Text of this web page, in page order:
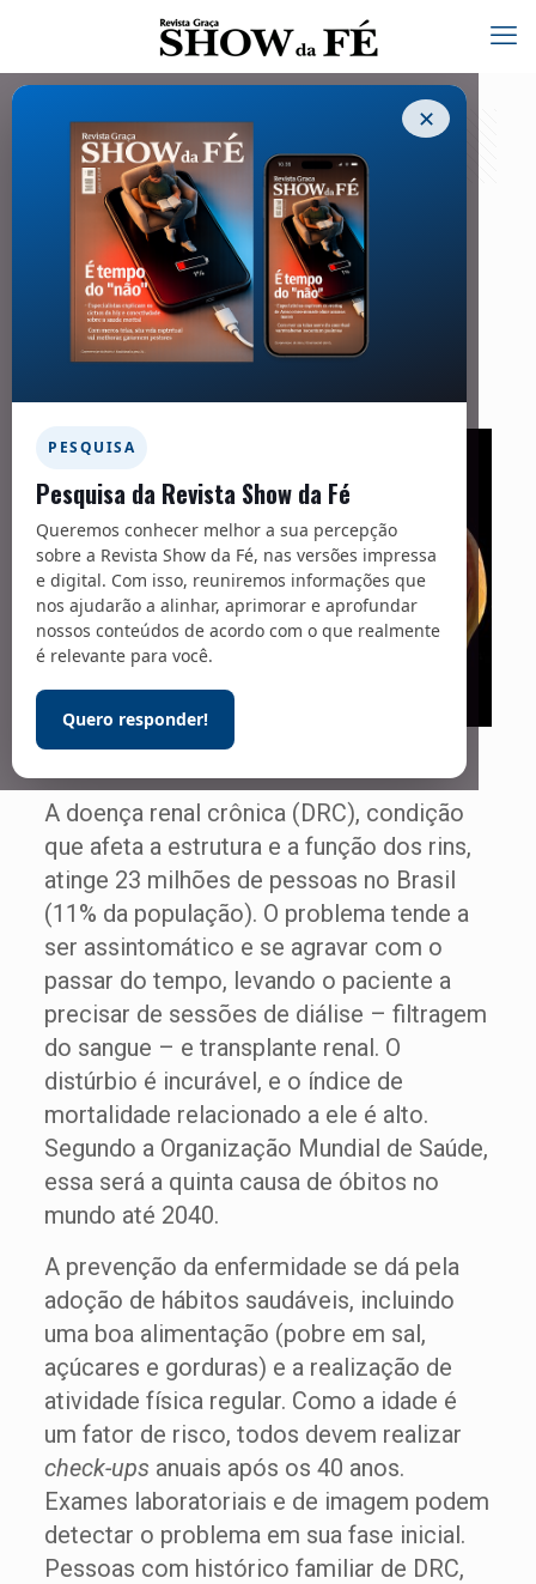
✕
PESQUISA
Pesquisa da Revista Show da Fé
Queremos conhecer melhor a sua percepção
sobre a Revista Show da Fé, nas versões impressa
e digital. Com isso, reuniremos informações que
nos ajudarão a alinhar, aprimorar e aprofundar
nossos conteúdos de acordo com o que realmente
é relevante para você.
Quero responder!
Medicina e Saúde – 296
25/03/2024
Problema silencioso
Foto: Crystal light / Adobe Stock
A doença renal crônica (DRC), condição
que afeta a estrutura e a função dos rins,
atinge 23 milhões de pessoas no Brasil
(11% da população). O problema tende a
ser assintomático e se agravar com o
passar do tempo, levando o paciente a
precisar de sessões de diálise – filtragem
do sangue – e transplante renal. O
distúrbio é incurável, e o índice de
mortalidade relacionado a ele é alto.
Segundo a Organização Mundial de Saúde,
essa será a quinta causa de óbitos no
mundo até 2040.
A prevenção da enfermidade se dá pela
adoção de hábitos saudáveis, incluindo
uma boa alimentação (pobre em sal,
açúcares e gorduras) e a realização de
atividade física regular. Como a idade é
um fator de risco, todos devem realizar
check-ups anuais após os 40 anos.
Exames laboratoriais e de imagem podem
detectar o problema em sua fase inicial.
Pessoas com histórico familiar de DRC,